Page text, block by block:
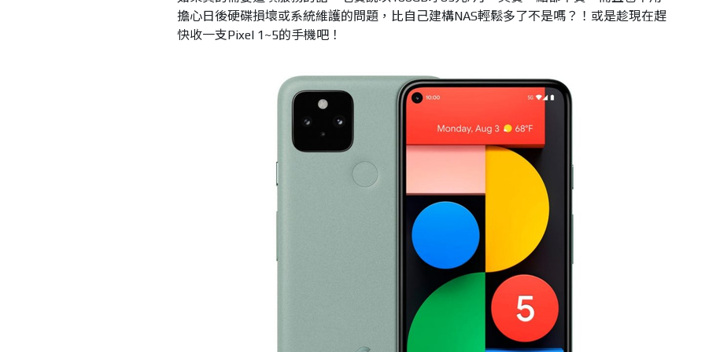
擔心日後硬碟損壞或系統維護的問題，比自己建構NAS輕鬆多了不是嗎？！或是趁現在趕
快收一支Pixel 1~5的手機吧！